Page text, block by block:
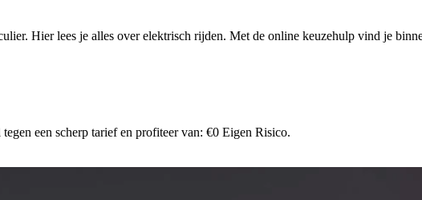
Hier lees je alles over elektrisch rijden. Met de online keuzehulp vind je
een scherp tarief en profiteer van: €0 Eigen Risico.